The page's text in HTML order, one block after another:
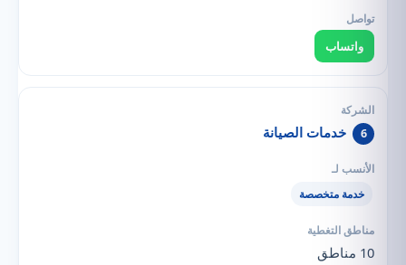
واتساب
6 خدمات الصيانة
خدمة متخصصة
10 مناطق